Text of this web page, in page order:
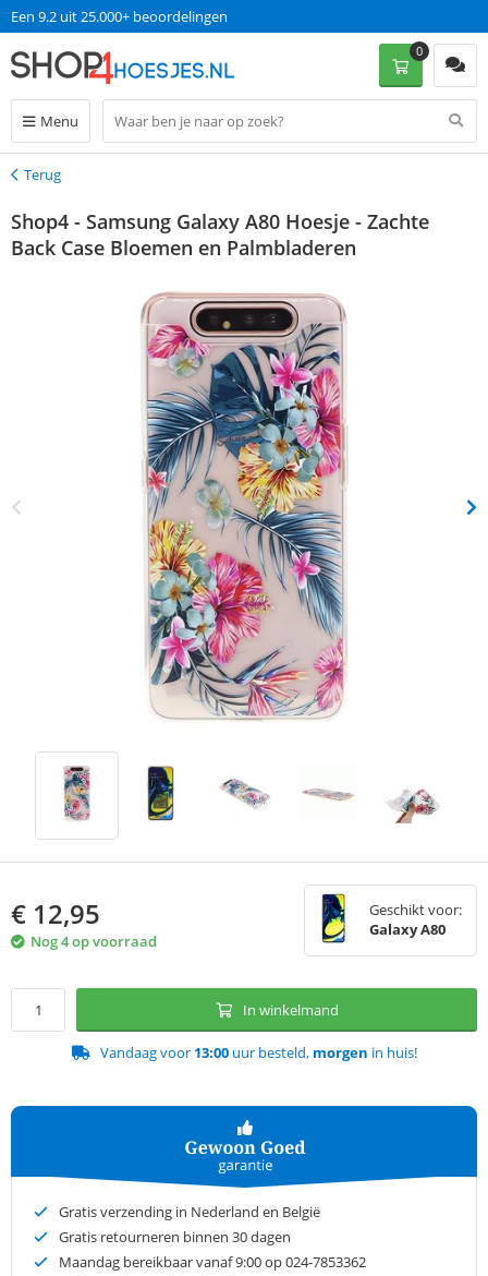
Een 9.2 uit 25.000+ beoordelingen
Menu
0
Terug
Terug
Shop4 - Samsung Galaxy A80 Hoesje - Zachte
Back Case Bloemen en Palmbladeren
€ 12,95
Nog 4 op voorraad
Geschikt voor:
Galaxy A80
In winkelmand
Vandaag voor 13:00uur besteld, morgen in huis!
Gratis verzending in Nederland en België
Gratis retourneren binnen 30 dagen
Maandag bereikbaar vanaf 9:00 op 024-7853362